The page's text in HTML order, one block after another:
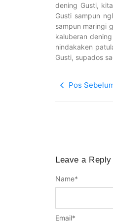
dening Gusti,
Gusti sampun
sampun maringi
kaluberan
nindakaken
Gusti, supados
Pos
Leave a Reply
Name*
Email*